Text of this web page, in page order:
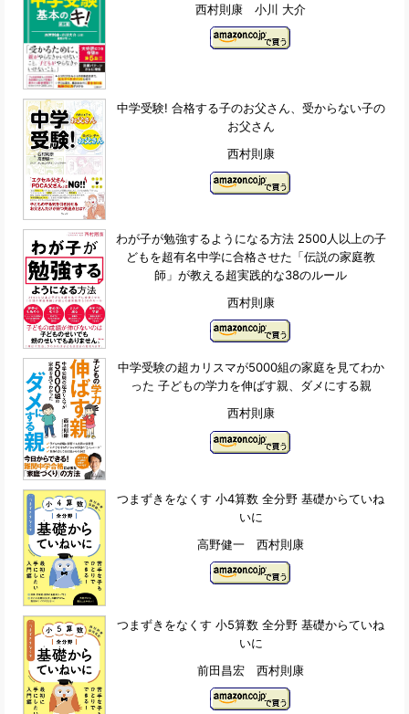
西村則康 小川 大介
中学受験! 合格する子のお父さん、受からない子の
お父さん
西村則康
わが子が勉強するようになる方法 2500人以上の子
どもを超有名中学に合格させた「伝説の家庭教
師」が教える超実践的な38のルール
西村則康
中学受験の超カリスマが5000組の家庭を見てわか
った 子どもの学力を伸ばす親、ダメにする親
西村則康
つまずきをなくす 小4算数 全分野 基礎からていね
いに
高野健一 西村則康
つまずきをなくす 小5算数 全分野 基礎からていね
いに
前田昌宏 西村則康